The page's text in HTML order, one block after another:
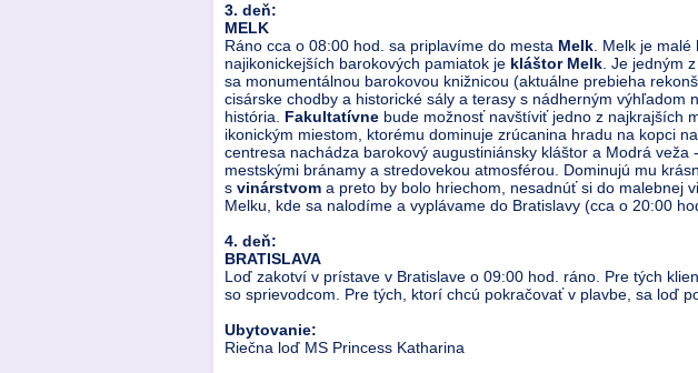
3. deň:
MELK
Ráno cca o 08:00 hod. sa priplavíme do mesta Melk . Melk je
najikonickejších barokových pamiatok je kláštor Melk . Je jedným
sa monumentálnou barokovou knižnicou (aktuálne prebieha
cisárske chodby a historické sály a terasy s nádherným
história. Fakultatívne bude možnosť navštíviť jedno z najkrajších
ikonickým miestom, ktorému dominuje zrúcanina hradu na kopci
centresa nachádza barokový augustiniánsky kláštor a Modrá veža
mestskými bránamy a stredovekou atmosférou. Dominujú mu
s vinárstvom a preto by bolo hriechom, nesadnúť si do malebnej
Melku, kde sa nalodíme a vyplávame do Bratislavy (cca o 20:00
4. deň:
BRATISLAVA
Loď zakotví v prístave v Bratislave o 09:00 hod. ráno. Pre tých
so sprievodcom. Pre tých, ktorí chcú pokračovať v plavbe, sa loď
Ubytovanie:
Riečna loď MS Princess Katharina